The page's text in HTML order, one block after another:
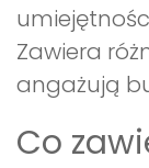
Zawiera
angażują
Co